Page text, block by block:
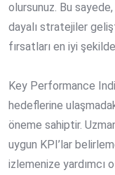
olursunuz. Bu
dayalı stratejiler
fırsatları en iyi
Key Performance
hedeflerine
öneme sahiptir.
uygun KPI’lar
izlemenize yardımcı